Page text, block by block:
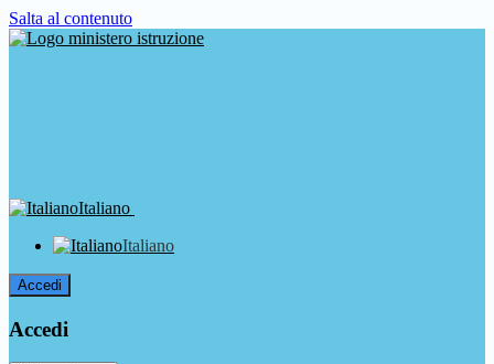
Salta al contenuto
Italiano
Italiano
Accedi
Accedi